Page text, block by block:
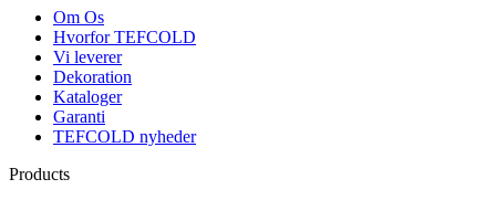
Om Os
Hvorfor TEFCOLD
Vi leverer
Dekoration
Kataloger
Garanti
TEFCOLD nyheder
Products